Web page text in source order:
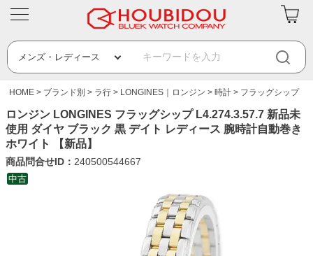
HOME ブランド別 ラ行 LONGINES｜ロンジン 時計 フラッグシップ
ロンジン LONGINES フラッグシップ L4.274.3.57.7 新品未
使用 ダイヤ ブラック 黒 デイト レディース 腕時計自動巻き
ホワイト 【新品】
商品問合せID： 240500544667
中古